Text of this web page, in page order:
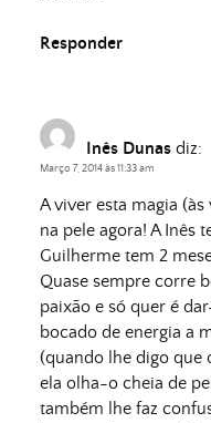
Responder
Inês Dunas diz:
Março 7, 2014 às 11:33 am
A viver esta magia
na pele agora! A Inês
Guilherme tem 2
Quase sempre corre
paixão e só quer é
bocado de energia a
(quando lhe digo que
ela olha-o cheia de
também lhe faz